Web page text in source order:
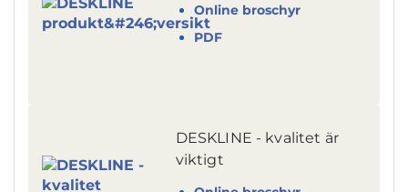
Online broschyr
PDF
DESKLINE - kvalitet är
viktigt